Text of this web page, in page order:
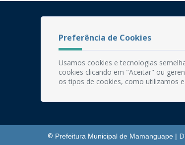
© Prefeitura Municipal de Mamanguape |
Preferência de Cookies
Usamos cookies e tecnologias
cookies clicando em "Aceitar" ou
os tipos de cookies, como utilizamos